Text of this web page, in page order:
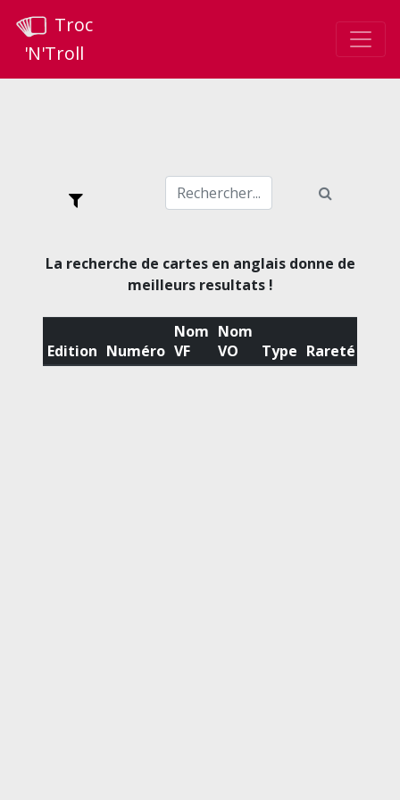
Troc
'N'Troll
La recherche de cartes en anglais donne de
meilleurs resultats !
Edition Numéro
Nom
VF
Nom
VO
Type Rareté